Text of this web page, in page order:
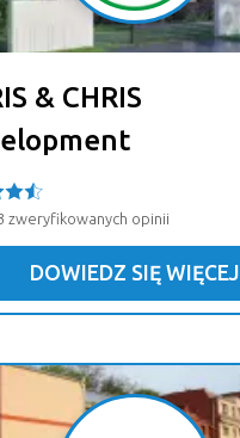
& CHRIS
zweryfikowanych opinii
DOWIEDZ SIĘ WIĘCEJ